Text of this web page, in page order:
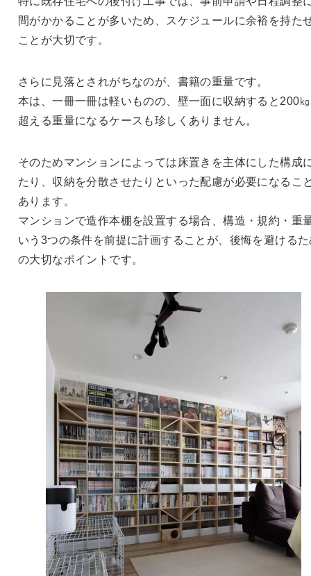
間がかかることが多いため、スケジュールに余裕を持た
ことが大切です。
さらに見落とされがちなのが、書籍の重量です。
本は、一冊一冊は軽いものの、壁一面に収納すると200
超える重量になるケースも珍しくありません。
そのためマンションによっては床置きを主体にした構成
たり、収納を分散させたりといった配慮が必要になるこ
あります。
マンションで造作本棚を設置する場合、構造・規約・重
いう3つの条件を前提に計画することが、後悔を避ける
の大切なポイントです。